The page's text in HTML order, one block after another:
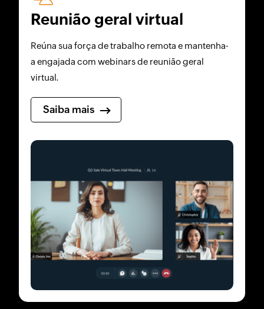
Reunião geral virtual
Reúna sua força de trabalho remota e mantenha-
a engajada com webinars de reunião geral
virtual.
Saiba mais